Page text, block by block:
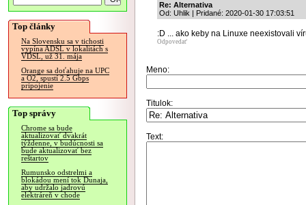
Top články
Na Slovensku sa v tichosti
vypína ADSL v lokalitách s
VDSL, už 31. mája
Orange sa doťahuje na UPC
a O2, spustí 2.5 Gbps
pripojenie
Top správy
Chrome sa bude
aktualizovať dvakrát
týždenne, v budúcnosti sa
bude aktualizovať bez
reštartov
Rumunsko odstrelmi a
blokádou mení tok Dunaja,
aby udržalo jadrovú
elektráreň v chode
Re: Alternativa
Od: Uhlik | Pridané: 2020-01-30 17:03:51
:D ... ako keby na Linuxe neexistovali
Odpovedať
Meno:
Titulok:
Text: